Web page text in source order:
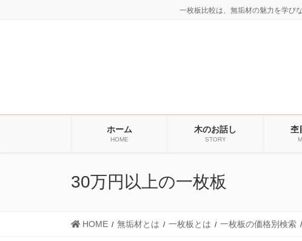
一枚板比較は、無垢材の魅力を学び
ホーム
HOME
木のお話し
STORY
杢
30万円以上の一枚板
HOME 無垢材とは 一枚板とは 一枚板の価格別検索